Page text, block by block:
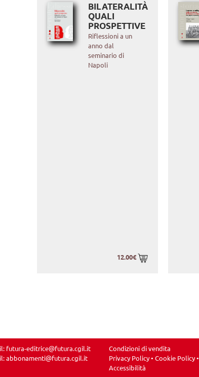
BILATERALITÀ
QUALI
PROSPETTIVE
Riflessioni a un
anno dal
seminario di
Napoli
12.00€
futura-editrice@futura.cgil.it
abbonamenti@futura.cgil.it
Condizioni di vendita
Privacy Policy• Cookie Policy•
Accessibilità